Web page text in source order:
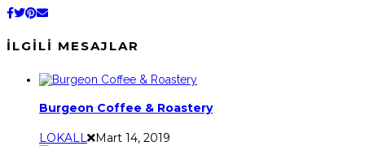
İLGILI MESAJLAR
Burgeon Coffee & Roastery
LOKALL Mart 14, 2019